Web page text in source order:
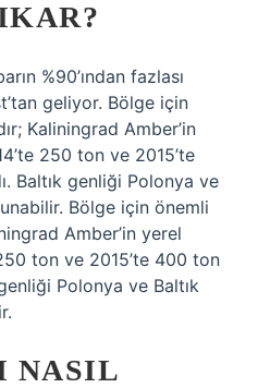
%90’ından fazlası
geliyor. Bölge için
Kaliningrad Amber’in
250 ton ve 2015’te
Baltık genliği Polonya ve
Bölge için önemli
Amber’in yerel
ton ve 2015’te 400 ton
Polonya ve Baltık
NASIL